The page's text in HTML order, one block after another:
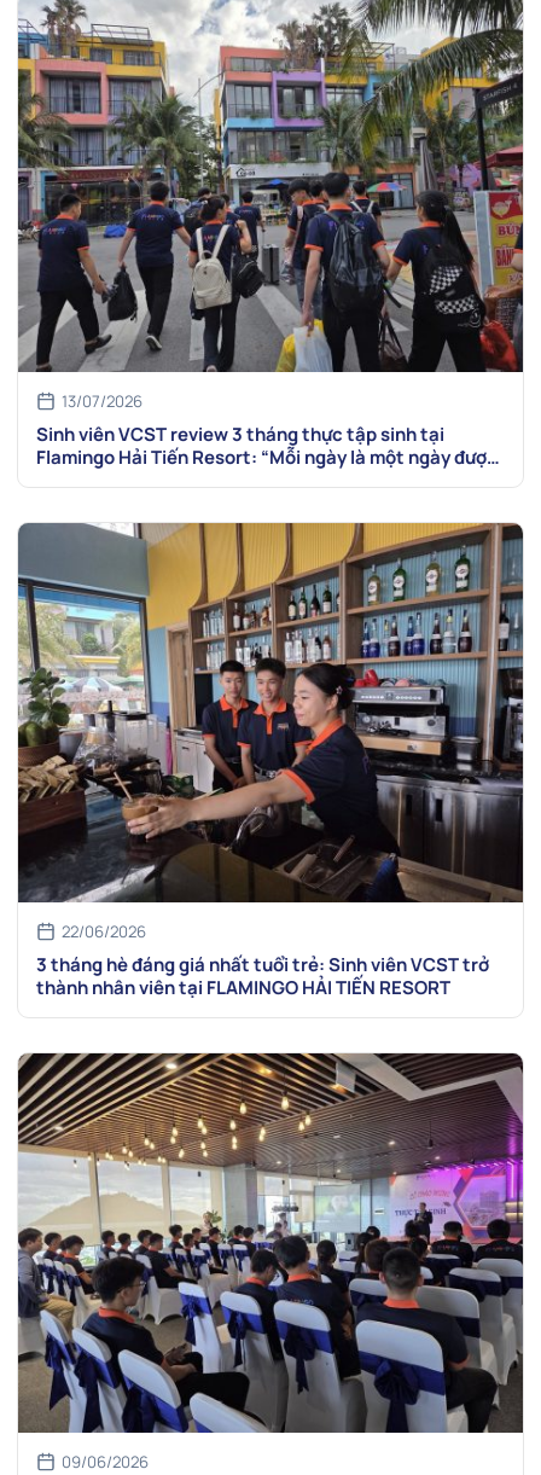
13/07/2026
Sinh viên VCST review 3 tháng thực tập sinh tại
Flamingo Hải Tiến Resort: “Mỗi ngày là một ngày được
22/06/2026
3 tháng hè đáng giá nhất tuổi trẻ: Sinh viên VCST trở
thành nhân viên tại FLAMINGO HẢI TIẾN RESORT
09/06/2026